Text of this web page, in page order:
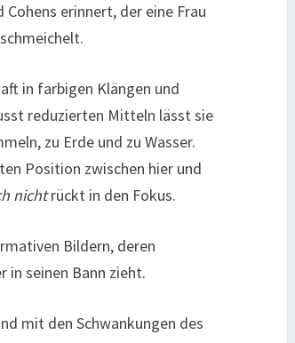
erinnert, der eine Frau
in farbigen Klängen und
reduzierten Mitteln lässt sie
zu Erde und zu Wasser.
Position zwischen hier und
nichtrückt in den Fokus.
Bildern, deren
in seinen Bann zieht.
mit den Schwankungen des